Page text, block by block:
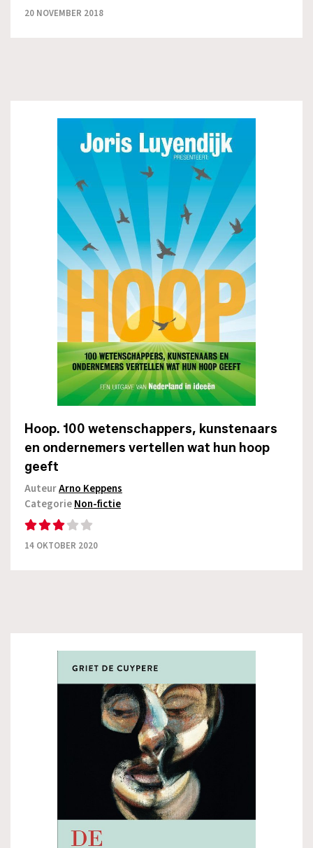
20 NOVEMBER 2018
Hoop. 100 wetenschappers, kunstenaars
en ondernemers vertellen wat hun hoop
geeft
AuteurArno Keppens
CategorieNon-fictie
14 OKTOBER 2020